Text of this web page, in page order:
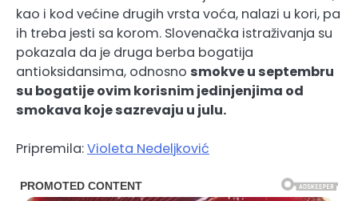
kao i kod većine drugih vrsta voća, nalazi u kori, pa
ih treba jesti sa korom. Slovenačka istraživanja su
pokazala da je druga berba bogatija
antioksidansima, odnosno smokve u septembru
su bogatije ovim korisnim jedinjenjima od
smokava koje sazrevaju u julu.
Pripremila:Violeta Nedeljković